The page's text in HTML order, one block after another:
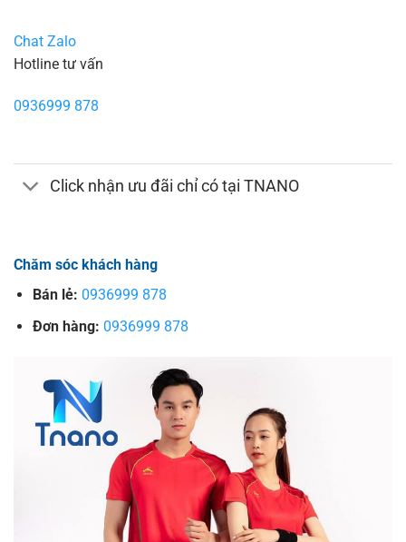
Chat Zalo
Hotline tư vấn
0936999 878
Click nhận ưu đãi chỉ có tại TNANO
Chăm sóc khách hàng
Bán lẻ: 0936999 878
Đơn hàng: 0936999 878